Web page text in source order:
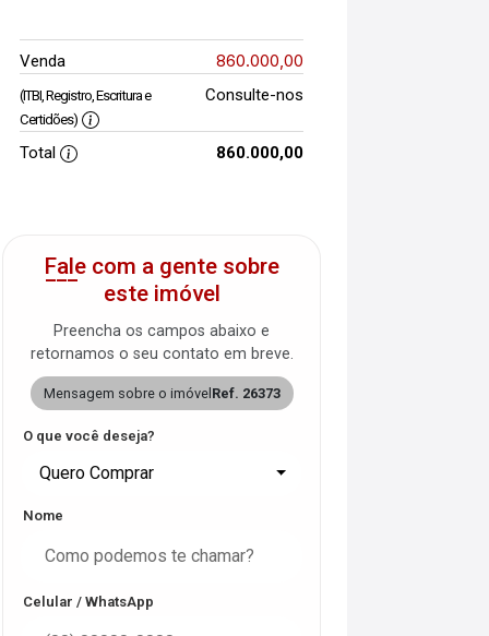
Venda 860.000,00
(ITBI, Registro, Escritura e
Certidões)
Consulte-nos
Total 860.000,00
Fale com a gente sobre
este imóvel
Preencha os campos abaixo e
retornamos o seu contato em breve.
Mensagem sobre o imóvel Ref. 26373
O que você deseja?
Quero Comprar
Nome
Celular / WhatsApp